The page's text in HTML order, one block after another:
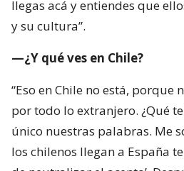
por todo lo extranjero. ¿Qué
único nuestras palabras. Me
los chilenos llegan a España
de neutralizar el acento’.
compartes con argentinos y
nada. Los chilenos tenemos
nos tenemos que adaptar,
muestra su acento y su